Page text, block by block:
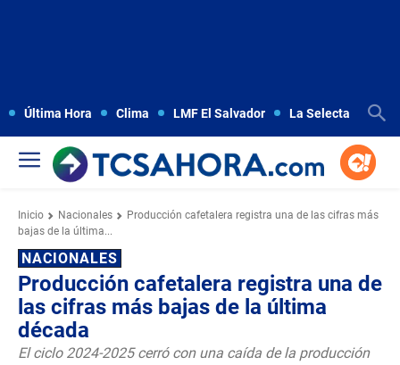
Última Hora Clima LMF El Salvador La Selecta
Inicio Nacionales
Producción cafetalera registra una de las cifras más
bajas de la última...
NACIONALES
Producción cafetalera registra una de
las cifras más bajas de la última
década
El ciclo 2024-2025 cerró con una caída de la producción